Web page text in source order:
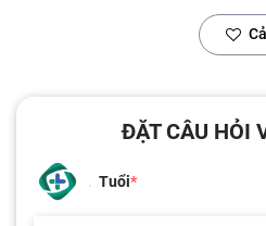
ĐẶT CÂU HỎI
Tuổi